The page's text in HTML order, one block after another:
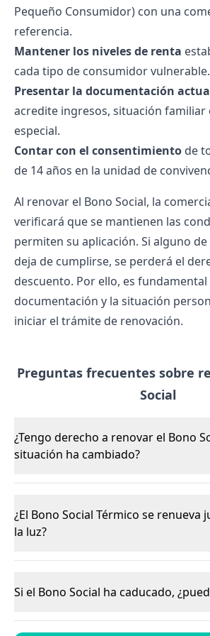
Pequeño Consumidor) con una
referencia.
Mantener los niveles de renta
cada tipo de consumidor vulnerable.
Presentar la documentación
acredite ingresos, situación familiar
especial.
Contar con el consentimiento de
de 14 años en la unidad de
Al renovar el Bono Social, la
verificará que se mantienen las
permiten su aplicación. Si alguno
deja de cumplirse, se perderá el
descuento. Por ello, es fundamental
documentación y la situación
iniciar el trámite de renovación.
Preguntas frecuentes sobre
Social
¿Tengo derecho a renovar el Bono
situación ha cambiado?
¿El Bono Social Térmico se renueva
la luz?
Si el Bono Social ha caducado,